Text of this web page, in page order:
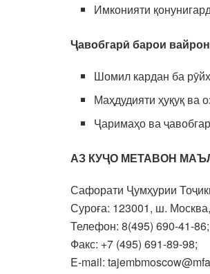
Имконияти
Ҷавобгарӣ барои
Шомил кардан ба
Маҳдудияти ҳуқуқ
Ҷаримаҳо ва
АЗ КУҶО МЕТАВОН
Сафорати Ҷумҳурии
Суроға: 123001, ш.
Телефон: 8(495) 690-41-86;
Факс: +7 (495) 691-89-98;
E-mail: